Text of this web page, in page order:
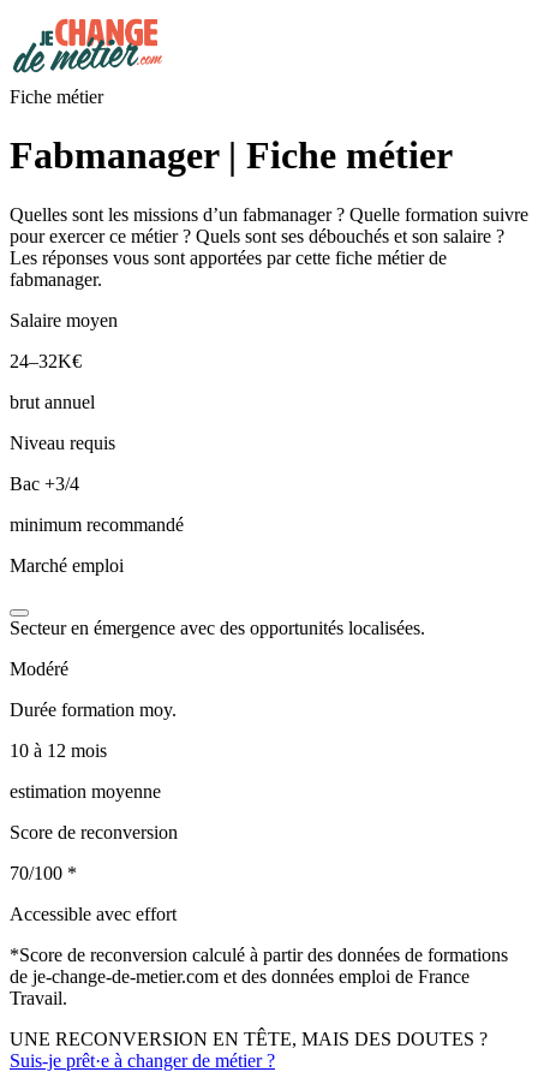
Fiche métier
Fabmanager | Fiche métier
Quelles sont les missions d’un fabmanager ? Quelle formation suivre
pour exercer ce métier ? Quels sont ses débouchés et son salaire ?
Les réponses vous sont apportées par cette fiche métier de
fabmanager.
Salaire moyen
24–32K€
brut annuel
Niveau requis
Bac +3/4
minimum recommandé
Marché emploi
Secteur en émergence avec des opportunités localisées.
Modéré
Durée formation moy.
10 à 12 mois
estimation moyenne
Score de reconversion
70/100 *
Accessible avec effort
*Score de reconversion calculé à partir des données de formations
de je-change-de-metier.com et des données emploi de France
Travail.
UNE RECONVERSION EN TÊTE, MAIS DES DOUTES ?
Suis-je prêt·e à changer de métier ?